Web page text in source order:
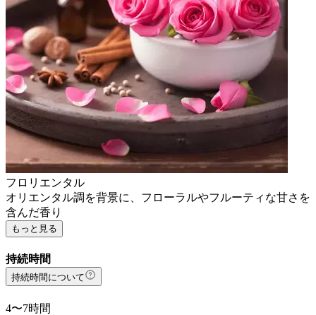
フロリエンタル
オリエンタル調を背景に、フローラルやフルーティな甘さを
含んだ香り
もっと見る
持続時間
持続時間について
4〜7時間